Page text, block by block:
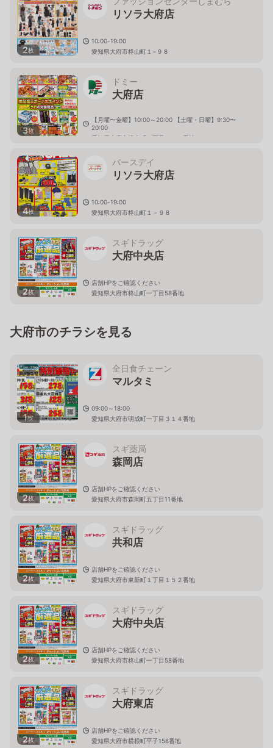
2枚
リソラ大府店
10:00-19:00
愛知県大府市柊山町１−９８
3枚
ドミー
大府店
【月曜〜金曜】10:00～20:00 【土曜・日曜】9:30〜
20:00
愛知県大府市桃山町一丁目１６８番地
4枚
バースデイ
リソラ大府店
10:00-19:00
愛知県大府市柊山町１－９８
2枚
スギドラッグ
大府中央店
店舗HPをご確認ください
愛知県大府市柊山町一丁目58番地
大府市のチラシを見る
1枚
全日食チェーン
マルタミ
09:00～18:00
愛知県大府市明成町一丁目３１４番地
2枚
スギ薬局
森岡店
店舗HPをご確認ください
愛知県大府市森岡町五丁目11番地
2枚
スギドラッグ
共和店
店舗HPをご確認ください
愛知県大府市東新町１丁目１５２番地
2枚
スギドラッグ
大府中央店
店舗HPをご確認ください
愛知県大府市柊山町一丁目58番地
2枚
スギドラッグ
大府東店
店舗HPをご確認ください
愛知県大府市横根町平子158番地